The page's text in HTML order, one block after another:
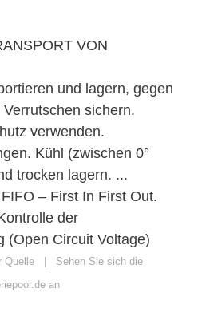
VON
und lagern, gegen
sichern.
verwenden.
Kühl (zwischen 0°
trocken lagern. ...
– First In First Out.
der
(Open Circuit Voltage)
Quelle | Sehen Sie sich die
an